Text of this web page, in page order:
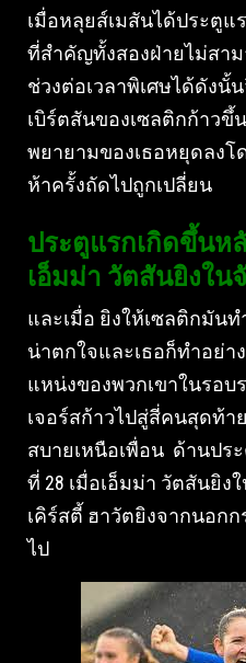
เมื่อหลุยส์เมสันได้ประตูแ
ที่สําคัญทั้งสองฝ่ายไม่สา
ช่วงต่อเวลาพิเศษได้ดังนั้
เบิร์ตสันของเซลติกก้าวขึ้
พยายามของเธอหยุดลง
ห้าครั้งถัดไปถูกเปลี่ยน
ประตูแรกเกิดขึ้นห
เอ็มม่า วัตสันยิงใน
และเมื่อ ยิงให้เซลติกมัน
น่าตกใจและเธอก็ทําอย่า
แหน่งของพวกเขาในรอบ
เจอร์สก้าวไปสู่สี่คนสุดท้
สบายเหนือเพื่อน ด้านปร
ที่ 28 เมื่อเอ็มม่า วัตสันยิง
เคิร์สตี้ ฮาวัตยิงจากนอก
ไป